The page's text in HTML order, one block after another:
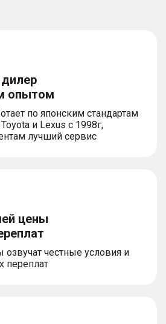
опытом
по японским стандартам
и Lexus с 1998г,
лучший сервис
цены
честные условия и
переплат